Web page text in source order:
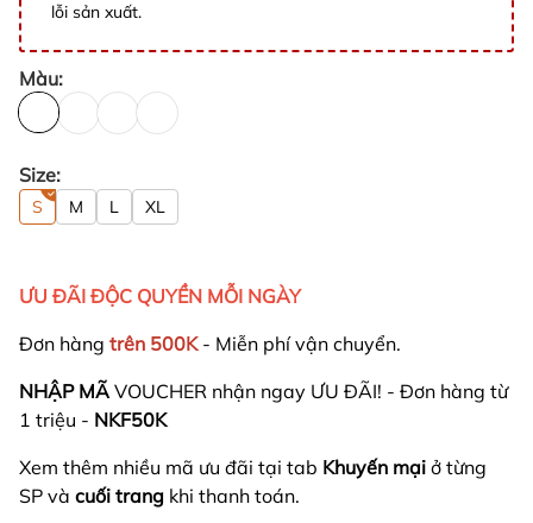
lỗi sản xuất.
Màu:
Size:
S M L XL
ƯU ĐÃI ĐỘC QUYỀN MỖI NGÀY
Đơn hàng trên 500K- Miễn phí vận chuyển.
NHẬP MÃVOUCHER nhận ngay ƯU ĐÃI! - Đơn hàng từ
1 triệu - NKF50K
Xem thêm nhiều mã ưu đãi tại tab Khuyến mại ở từng
SP và cuối trang khi thanh toán.